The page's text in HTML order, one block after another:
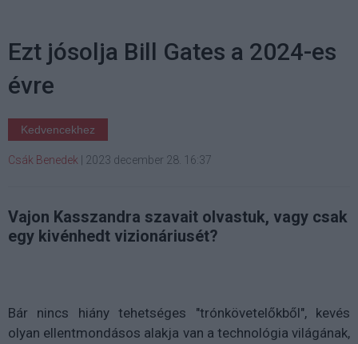
Ezt jósolja Bill Gates a 2024-es
évre
Kedvencekhez
Csák Benedek 2023 december 28. 16:37
Vajon Kasszandra szavait olvastuk, vagy csak
egy kivénhedt vizionáriusét?
Bár nincs hiány tehetséges "trónkövetelőkből", kevés
olyan ellentmondásos alakja van a technológia világának,